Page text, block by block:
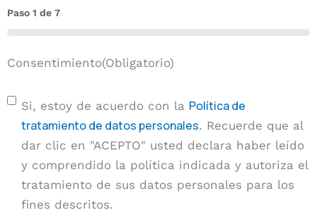
Paso 1 de 7
0%
Consentimiento(Obligatorio)
Si, estoy de acuerdo con la Política de
tratamiento de datos personales. Recuerde que al
dar clic en "ACEPTO" usted declara haber leído
y comprendido la política indicada y autoriza el
tratamiento de sus datos personales para los
fines descritos.